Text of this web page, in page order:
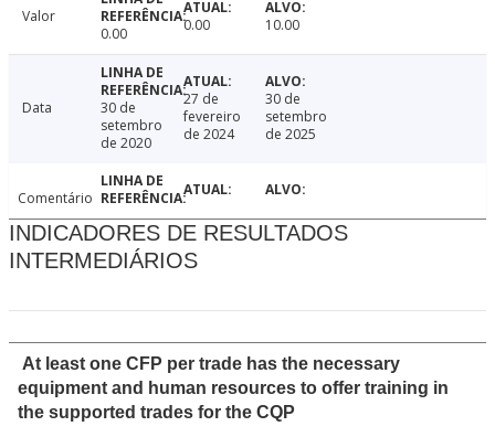
Valor
0.00
0.00 10.00
Data
30 de
setembro
de 2020
27 de
fevereiro
de 2024
30 de
setembro
de 2025
Comentário
INDICADORES DE RESULTADOS
INTERMEDIÁRIOS
At least one CFP per trade has the necessary
equipment and human resources to offer training in
the supported trades for the CQP